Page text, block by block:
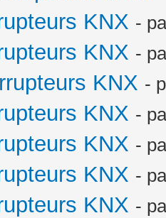
KNX -
KNX -
KNX -
KNX -
KNX -
KNX -
KNX -